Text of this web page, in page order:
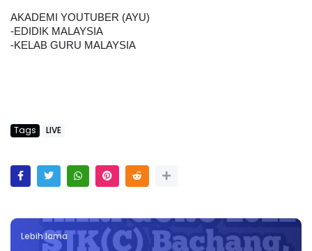
AKADEMI YOUTUBER (AYU)
-EDIDIK MALAYSIA
-KELAB GURU MALAYSIA
Tags LIVE
Lebih lama